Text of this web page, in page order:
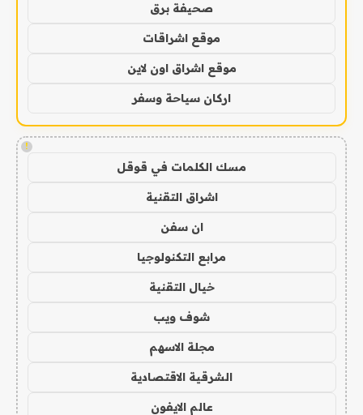
صحيفة برق
موقع اشراقات
موقع اشراق اون لاين
اركان سياحة وسفر
!
مسك الكلمات في قوقل
اشراق التقنية
ان سفن
مرابع التكنولوجيا
خيال التقنية
شوف ويب
مجلة الاسهم
الشرقية الاقتصادية
عالم الايفون